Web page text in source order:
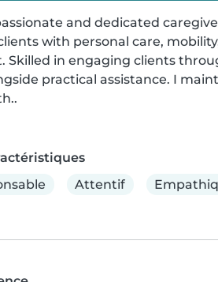
and dedicated
with personal care,
Skilled in engaging clients
practical assistance. I
Attentif